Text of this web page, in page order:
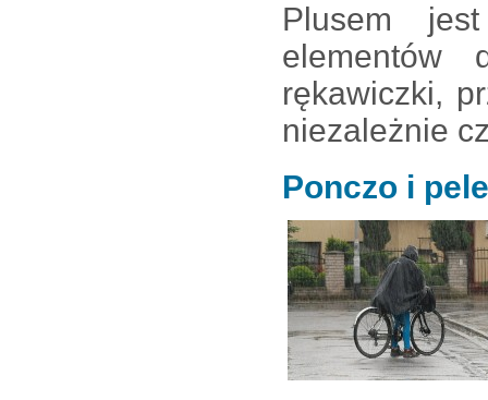
Plusem
rękawiczki,
niezależnie
Ponczo i